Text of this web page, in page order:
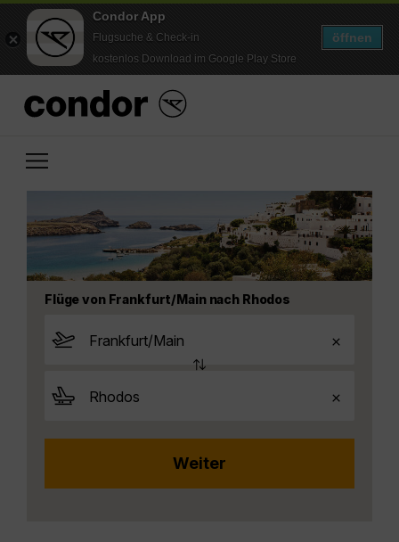
Condor App
Flugsuche & Check-in
kostenlos Download im Google Play Store
öffnen
Flüge von Frankfurt/Main nach Rhodos